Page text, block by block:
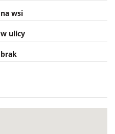
na wsi
w ulicy
brak